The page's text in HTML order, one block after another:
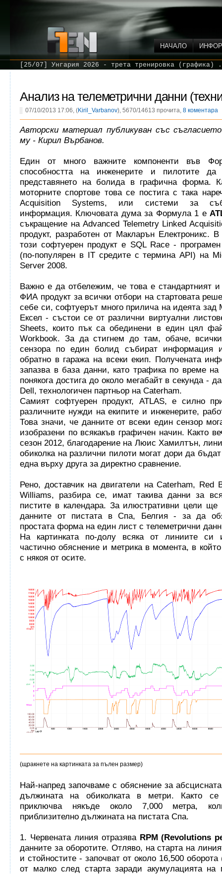
НАЧАЛО
[25/07] Унгария 2026 - трета тренировка
Анализ на телеметрични данни
07/10/2013 17:06, (Kiril_Varbanov), 5670/14613 прочита, 8 коментара
Авторски материал публикуван със
му - Кирил Върбанов.
Един от много важните компоненти във
способността на инженерите и пилотите да
представянето на болида в графична форма.
моторните спортове това се постига с така
Acquisition Systems, или системи за
информация. Ключовата дума за Формула 1 е
съкращение на Advanced Telemetry Linked
продукт, разработен от Макларън Електроникс.
този софтуерен продукт е SQL Race -
(по-популярен в IT средите с термина API) на
Server 2008.
Важно е да отбележим, че това е стандартният
ФИА продукт за всички отбори на стартовата
себе си, софтуерът много прилича на идеята зад
Ексел - състои се от различни виртуални
Sheets, които пък са обединени в един цял
Workbook. За да стигнем до там, обаче,
сензора по един болид събират информация
обратно в гаража на всеки екип. Получената
запазва в база данни, като трафика по време на
понякога достига до около мегабайт в секунда -
Dell, технологичен партньор на Caterham.
Самият софтуерен продукт, ATLAS, е силно
различните нужди на екипите и инженерите,
Това значи, че данните от всеки един сензор
изобразени по всякакъв графичен начин. Както
сезон 2012, благодарение на Люис Хамилтън,
обиколка на различни пилоти могат дори да
една върху друга за директно сравнение.
Рено, доставчик на двигатели на Caterham, Red
Williams, разбира се, имат такива данни за
пистите в календара. За илюстративни цели ще
данните от пистата в Спа, Белгия - за да
простата форма на един лист с телеметрични
На картинката по-долу всяка от линиите си
частично обяснение и метрика в момента, в
с някоя от осите.
(щракнете на картинката за пълен размер)
Най-напред започваме с обяснение за
дължината на обиколката в метри. Както
приключва някъде около 7,000 метра,
приблизително дължината на пистата Спа.
1. Червената линия отразява RPM (Revolutions
данните за оборотите. Отляво, на старта на
и стойностите - започват от около 16,500 оборота
от малко след старта заради акумулацията на